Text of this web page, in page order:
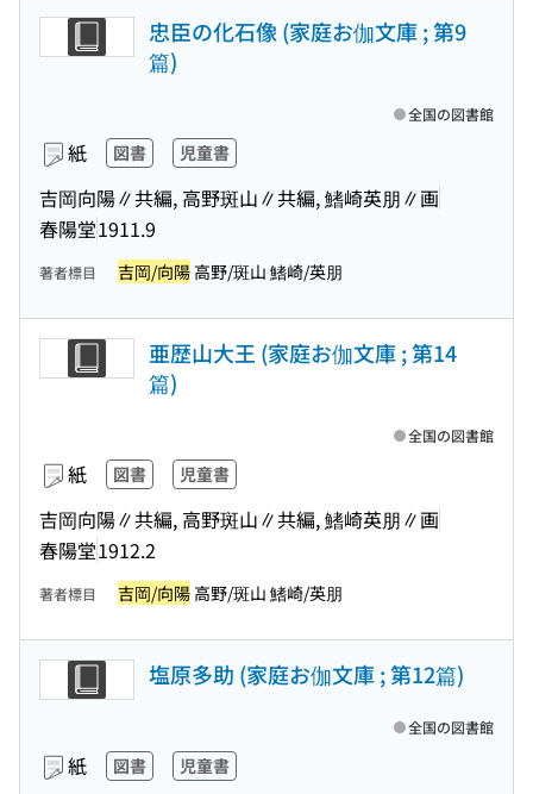
忠臣の化石像 (家庭お伽文庫 ; 第9
篇)
紙 図書 児童書
吉岡向陽∥共編, 高野斑山∥共編, 鰭崎英朋∥画
春陽堂1911.9
全国の図書館
著者標目 吉岡/向陽 高野/斑山 鰭崎/英朋
亜歴山大王 (家庭お伽文庫 ; 第14
篇)
紙 図書 児童書
吉岡向陽∥共編, 高野斑山∥共編, 鰭崎英朋∥画
春陽堂1912.2
全国の図書館
著者標目 吉岡/向陽 高野/斑山 鰭崎/英朋
塩原多助 (家庭お伽文庫 ; 第12篇)
紙 図書 児童書
全国の図書館